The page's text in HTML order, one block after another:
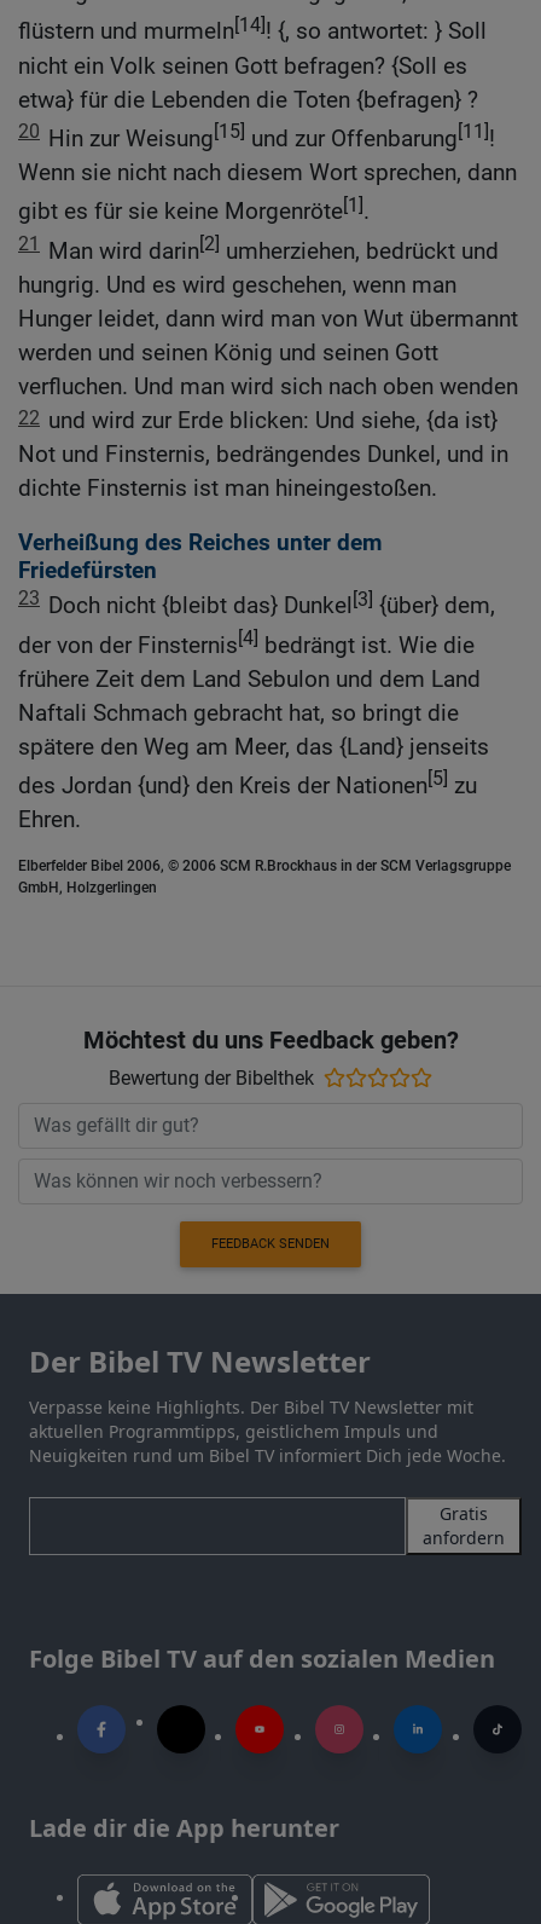
flüstern und murmeln[14]! {, so antwortet: } Soll
nicht ein Volk seinen Gott befragen? {Soll es
etwa} für die Lebenden die Toten {befragen} ?
20 Hin zur Weisung[15] und zur Offenbarung[11]!
Wenn sie nicht nach diesem Wort sprechen, dann
gibt es für sie keine Morgenröte[1].
21 Man wird darin[2] umherziehen, bedrückt und
hungrig. Und es wird geschehen, wenn man
Hunger leidet, dann wird man von Wut übermannt
werden und seinen König und seinen Gott
verfluchen. Und man wird sich nach oben wenden
22 und wird zur Erde blicken: Und siehe, {da ist}
Not und Finsternis, bedrängendes Dunkel, und in
dichte Finsternis ist man hineingestoßen.
Verheißung des Reiches unter dem
Friedefürsten
23 Doch nicht {bleibt das} Dunkel [3] {über} dem,
der von der Finsternis[4] bedrängt ist. Wie die
frühere Zeit dem Land Sebulon und dem Land
Naftali Schmach gebracht hat, so bringt die
spätere den Weg am Meer, das {Land} jenseits
des Jordan {und} den Kreis der Nationen[5] zu
Ehren.
Elberfelder Bibel 2006, © 2006 SCM R.Brockhaus in der SCM Verlagsgruppe
GmbH, Holzgerlingen
Möchtest du uns Feedback geben?
Bewertung der Bibelthek
FEEDBACK SENDEN
Der Bibel TV Newsletter
Verpasse keine Highlights. Der Bibel TV Newsletter mit
aktuellen Programmtipps, geistlichem Impuls und
Neuigkeiten rund um Bibel TV informiert Dich jede Woche.
Gratis
anfordern
Folge Bibel TV auf den sozialen Medien
Lade dir die App herunter